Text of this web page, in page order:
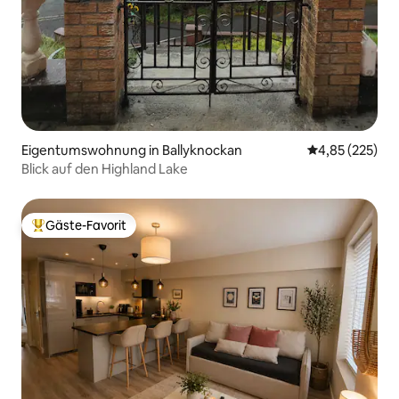
Eigentumswohnung in Ballyknockan
4,85 (225)
Blick auf den Highland Lake
Beliebter Gäste-Favorit.
Gäste-Favorit